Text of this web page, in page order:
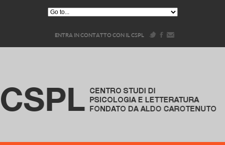
ENTRA IN CONTATTO CON IL CSPL